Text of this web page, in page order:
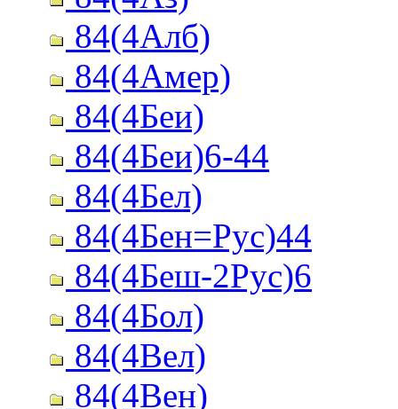
84(4Алб)
84(4Амер)
84(4Беи)
84(4Беи)6-44
84(4Бел)
84(4Бен=Рус)44
84(4Беш-2Рус)6
84(4Бол)
84(4Вел)
84(4Вен)